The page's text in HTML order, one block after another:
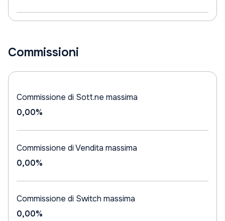
Commissioni
Commissione di Sott.ne massima
0,00%
Commissione di Vendita massima
0,00%
Commissione di Switch massima
0,00%